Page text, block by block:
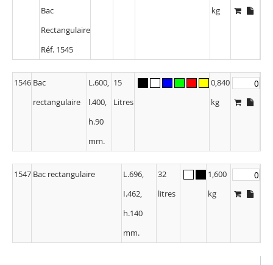
Bac
Rectangulaire
Réf. 1545
kg
1546 Bac
rectangulaire
L.600,
l.400,
h.90
mm.
15
Litres
0,840
kg
1547 Bac rectangulaire
L.696,
I.462,
h.140
mm.
32
litres
1,600
kg